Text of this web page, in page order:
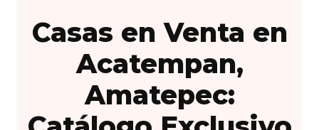
Casas en Venta en
Acatempan,
Amatepec: